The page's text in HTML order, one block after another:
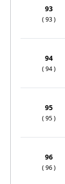
93
( 93 )
94
( 94 )
95
( 95 )
96
( 96 )